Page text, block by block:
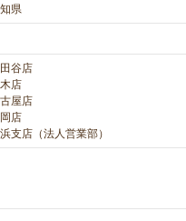
県
谷店
店
屋店
店
支店（法人営業部）